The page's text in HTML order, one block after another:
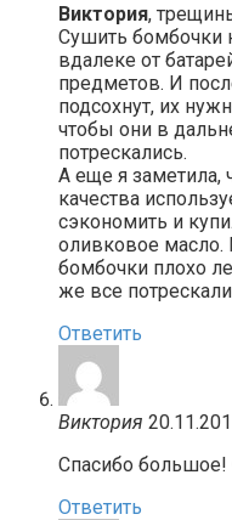
Виктория,
Сушить бомбочки
вдалеке от
предметов. И
подсохнут, их
чтобы они в
потрескались.
А еще я заметила,
качества
сэкономить и
оливковое
бомбочки плохо
же все
Ответить
Виктория
Спасибо большое!
Ответить